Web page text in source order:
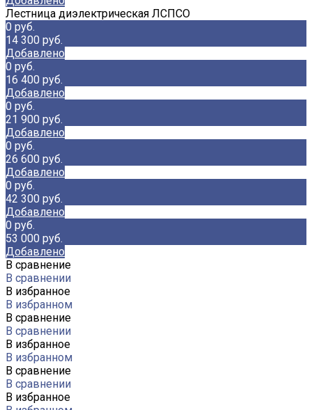
Лестница диэлектрическая ЛСПСО
0 руб.
14 300 руб.
Добавлено
0 руб.
16 400 руб.
Добавлено
0 руб.
21 900 руб.
Добавлено
0 руб.
26 600 руб.
Добавлено
0 руб.
42 300 руб.
Добавлено
0 руб.
53 000 руб.
Добавлено
В сравнение
В сравнении
В избранное
В избранном
В сравнение
В сравнении
В избранное
В избранном
В сравнение
В сравнении
В избранное